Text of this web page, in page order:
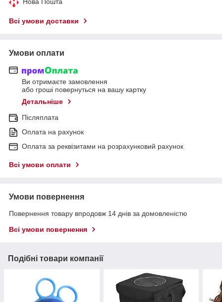
Всі умови доставки
Умови оплати
Ви отримаєте замовлення
або гроші повернуться на вашу картку
Детальніше
Післяплата
Оплата на рахунок
Оплата за реквізитами на розрахунковий рахунок
Всі умови оплати
Умови повернення
Повернення товару впродовж 14 днів за домовленістю
Всі умови повернення
Подібні товари компанії